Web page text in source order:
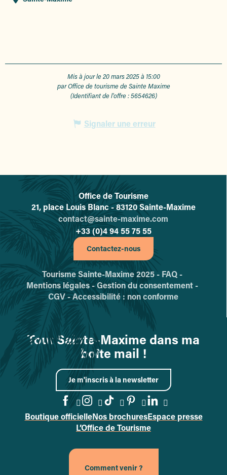
Mis à jour le 20 mars 2025 à 15:00
par Office de tourisme de Sainte Maxime
(Identifiant de l'offre :5654626)
Signaler une erreur
L'office de tourisme de Sainte-
Office de Tourisme
21, place Louis Blanc - 83120 Sainte-Maxime
contact@sainte-maxime.com
+33 (0)4 94 55 75 55
Contactez-nous
Tourisme Sainte-Maxime 2025 - FAQ -
Mentions légales -Gestion du consentement -
CGV -Accessibilité : non conforme
Tout Sainte-Maxime dans ma
boîte mail !
Je m'inscris à la newsletter
Accéder à la page Facebook
Accéder à la page
Accéder à la page
Accéder à la
Accéder à la
Boutique officielleNos brochuresEspace presse
L’Office de Tourisme
Comment venir ?